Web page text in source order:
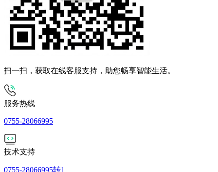
扫一扫，获取在线客服支持，助您畅享智能生活。
服务热线
0755-28066995
技术支持
0755-28066995转1